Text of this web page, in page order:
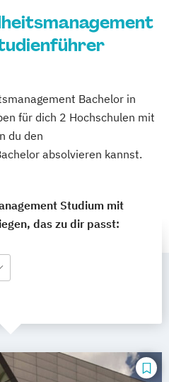
Bachelor in
für dich 2 Hochschulen mit
du den
absolvieren kannst.
Studium mit
das zu dir passt: